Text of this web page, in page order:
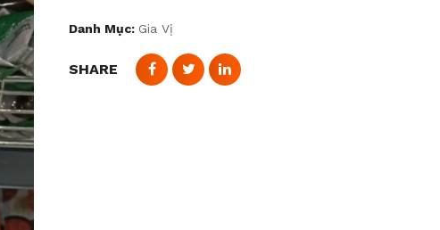
Danh Mục: Gia Vị
SHARE